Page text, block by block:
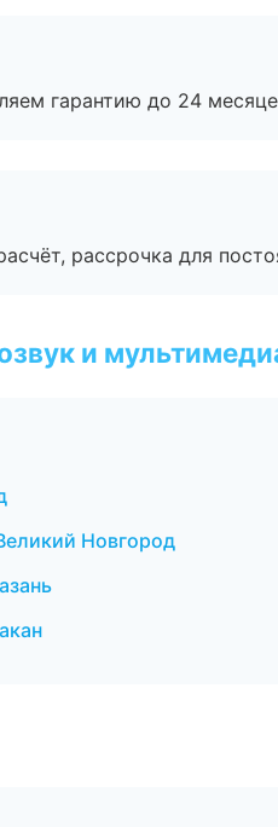
гарантию до 24
рассрочка для
и
Новгород